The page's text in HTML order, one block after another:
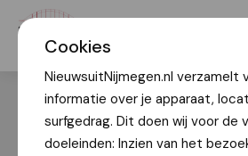
Cookies
NieuwsuitNijmegen.nl verzamelt
informatie over je apparaat,
surfgedrag. Dit doen wij voor de
doeleinden: Inzien van het